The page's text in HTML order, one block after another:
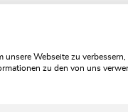
Webseite zu
zu den von uns